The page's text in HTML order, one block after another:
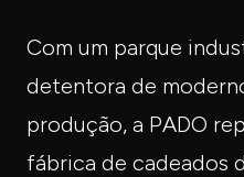
Com um parque
detentora de
produção, a PADO
fábrica de cadeados